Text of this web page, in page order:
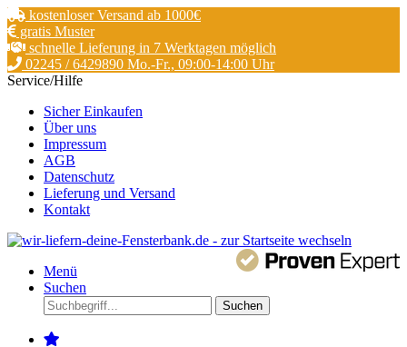
kostenloser Versand ab 1000€
gratis Muster
schnelle Lieferung in 7 Werktagen möglich
02245 / 6429890 Mo.-Fr., 09:00-14:00 Uhr
Service/Hilfe
Sicher Einkaufen
Über uns
Impressum
AGB
Datenschutz
Lieferung und Versand
Kontakt
Menü
Suchen
Suchen